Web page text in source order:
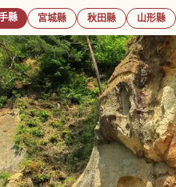
縣 宮城縣 秋田縣 山形縣